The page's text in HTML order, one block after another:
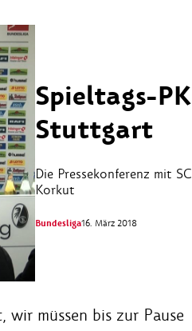
Spieltags-
Stuttgart
Die Pressekonferenz mit
Korkut
Bundesliga16. März 2018
wir müssen bis zur Pause